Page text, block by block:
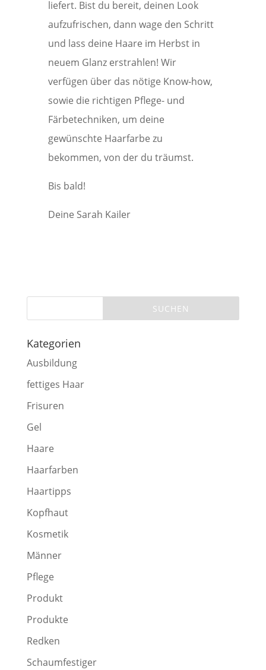
liefert. Bist du bereit, deinen Look
aufzufrischen, dann wage den Schritt
und lass deine Haare im Herbst in
neuem Glanz erstrahlen! Wir
verfügen über das nötige Know-how,
sowie die richtigen Pflege- und
Färbetechniken, um deine
gewünschte Haarfarbe zu
bekommen, von der du träumst.
Bis bald!
Deine Sarah Kailer
Kategorien
Ausbildung
fettiges Haar
Frisuren
Gel
Haare
Haarfarben
Haartipps
Kopfhaut
Kosmetik
Männer
Pflege
Produkt
Produkte
Redken
Schaumfestiger